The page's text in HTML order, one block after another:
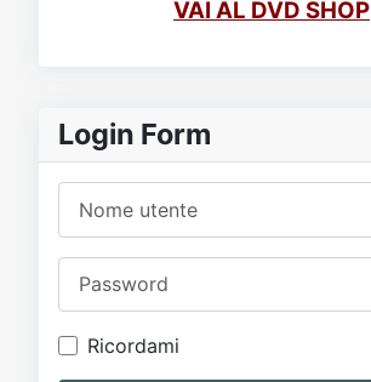
Forum
VAI AL DVD SHOP
Login Form
Ricordami